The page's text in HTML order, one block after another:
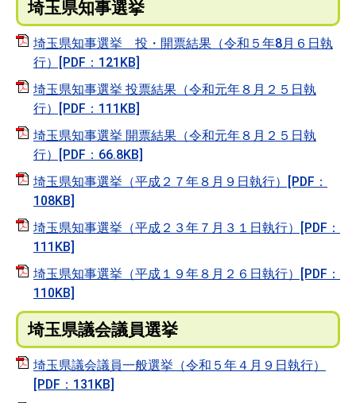
埼玉県知事選挙
埼玉県知事選挙 投・開票結果（令和５年8月６日執
行）[PDF：121KB]
埼玉県知事選挙 投票結果（令和元年８月２５日執
行）[PDF：111KB]
埼玉県知事選挙 開票結果（令和元年８月２５日執
行）[PDF：66.8KB]
埼玉県知事選挙（平成２７年８月９日執行）[PDF：
108KB]
埼玉県知事選挙（平成２３年７月３１日執行）[PDF：
111KB]
埼玉県知事選挙（平成１９年８月２６日執行）[PDF：
110KB]
埼玉県議会議員選挙
埼玉県議会議員一般選挙（令和５年４月９日執行）
[PDF：131KB]